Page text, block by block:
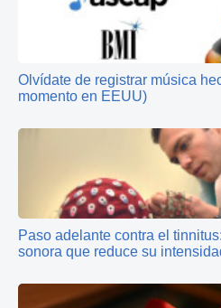
Olvídate de registrar música
momento en EEUU)
Paso adelante contra el
sonora que reduce su